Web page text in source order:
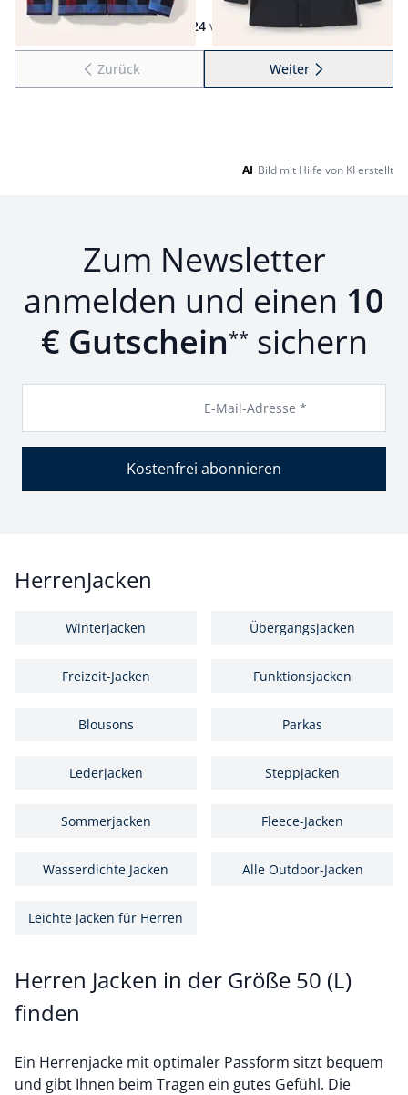
Seite 1 geladen. Zeige Produkte 1 bis 24 von 54.
1bis 24 von 54
Zurück Weiterzu Seite 2
AI Bild mit Hilfe von KI erstellt
Zum Newsletter
anmelden und einen 10
€ Gutschein** sichern
E-Mail-Adresse *
Kostenfrei abonnieren
HerrenJacken
Winterjacken Übergangsjacken
Freizeit-Jacken Funktionsjacken
Blousons Parkas
Lederjacken Steppjacken
Sommerjacken Fleece-Jacken
Wasserdichte Jacken Alle Outdoor-Jacken
Leichte Jacken für Herren
Herren Jacken in der Größe 50 (L)
finden
Ein Herrenjacke mit optimaler Passform sitzt bequem
und gibt Ihnen beim Tragen ein gutes Gefühl. Die